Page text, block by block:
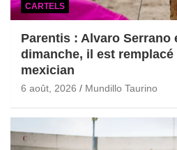
CARTELS
Parentis : Alvaro Serrano
dimanche, il est
mexician
6 août, 2026 Mundillo Taurino